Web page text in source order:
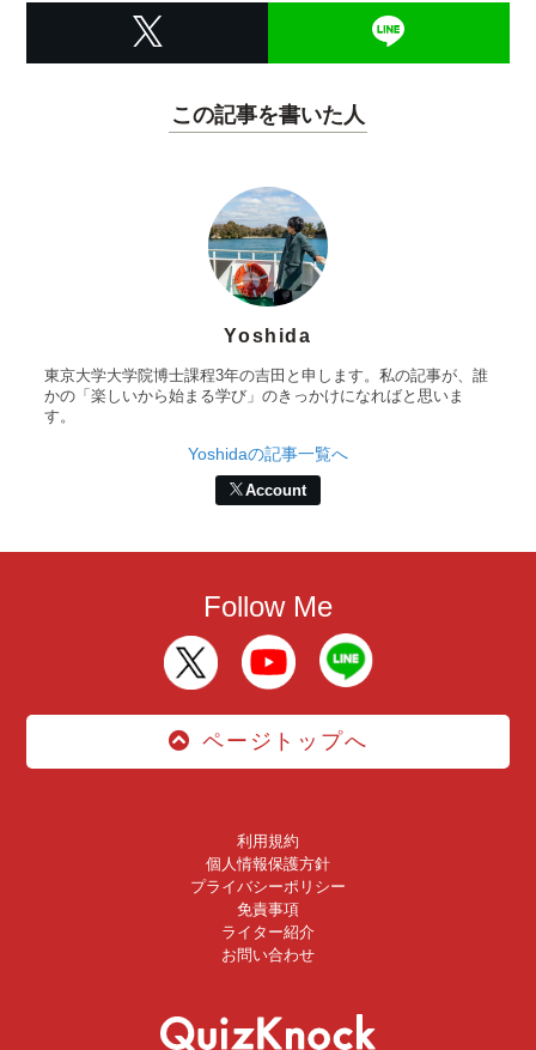
この記事を書いた人
Yoshida
東京大学大学院博士課程3年の吉田と申します。私の記事が、誰
かの「楽しいから始まる学び」のきっかけになればと思いま
す。
Yoshidaの記事一覧へ
Account
Follow Me
ページトップへ
利用規約
個人情報保護方針
プライバシーポリシー
免責事項
ライター紹介
お問い合わせ